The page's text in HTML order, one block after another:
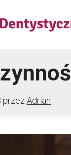
przez Adrian